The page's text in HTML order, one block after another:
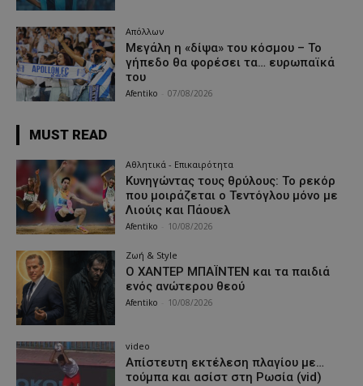
Απόλλων
Μεγάλη η «δίψα» του κόσμου – Το
γήπεδο θα φορέσει τα… ευρωπαϊκά
του
Afentiko 07/08/2026
MUST READ
Αθλητικά - Επικαιρότητα
Κυνηγώντας τους θρύλους: Το ρεκόρ
που μοιράζεται ο Τεντόγλου μόνο με
Λιούις και Πάουελ
Afentiko 10/08/2026
Ζωή & Style
Ο ΧΑΝΤΕΡ ΜΠΑΪΝΤΕΝ και τα παιδιά
ενός ανώτερου θεού
Afentiko 10/08/2026
video
Απίστευτη εκτέλεση πλαγίου με…
τούμπα και ασίστ στη Ρωσία (vid)